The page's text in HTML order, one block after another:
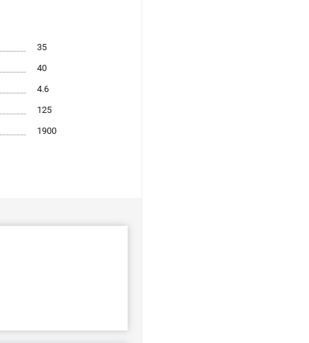
35
40
4.6
125
1900